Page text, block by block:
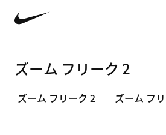
ズーム フリーク 2
ズーム フリーク 2 ズーム フ